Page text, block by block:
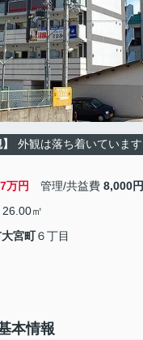
外観は落ち着いています
万円 管理/共益費 8,000円
㎡
大宮町６丁目
本情報